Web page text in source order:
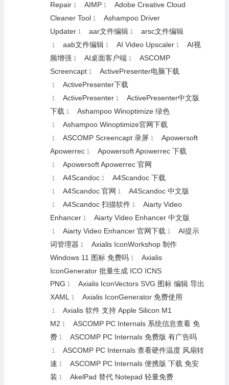
Repair 1 AIMP 1
Adobe Creative Cloud
Cleaner Tool 1
Ashampoo Driver
Updater 1 aar文件编辑 1 arsc文件编辑
1 aab文件编辑 1 AI Video Upscaler 1
AI视
频增强 1 AI桌面客户端 1
ASCOMP
Screencapt 1 ActivePresenter电脑下载
1 ActivePresenter下载
1 ActivePresenter 1
ActivePresenter中文版
下载 1 Ashampoo Winoptimize 绿色
1 Ashampoo Winoptimize官网下载
1 ASCOMP Screencapt 录屏 1
Apowersoft
Apowerrec 1 Apowersoft Apowerrec 下载
1 Apowersoft Apowerrec 官网
1 A4Scandoc 1 A4Scandoc 下载
1 A4Scandoc 官网 1 A4Scandoc 中文版
1 A4Scandoc 扫描软件 1
Aiarty Video
Enhancer 1 Aiarty Video Enhancer 中文版
1 Aiarty Video Enhancer 官网下载 1
AI提示
词管理器 1
Axialis IconWorkshop 制作
Windows 11 图标 免费吗 1
Axialis
IconGenerator 批量生成 ICO ICNS
PNG 1
Axialis IconVectors SVG 图标 编辑 导出
XAML
1 Axialis IconGenerator 免费使用
1
Axialis 软件 支持 Apple Silicon M1
M2 1
ASCOMP PC Internals 系统信息查看 免
费 1 ASCOMP PC Internals 免费版 有广告吗
1
ASCOMP PC Internals 查看硬件温度 风扇转
速 1
ASCOMP PC Internals 便携版 下载 免安
装 1 AkelPad 替代 Notepad 轻量免费